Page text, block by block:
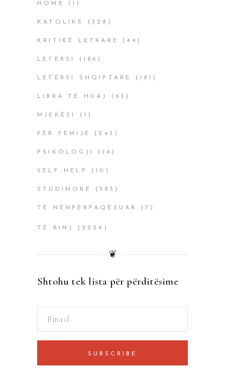
HOME (1)
KATOLIKË (328)
KRITIKË LETRARE (44)
LETËRSI (186)
LETËRSI SHQIPTARE (181)
LIBRA TË HUAJ (63)
MJEKËSI (1)
PËR FËMIJË (243)
PSIKOLOGJI (14)
SELF-HELP (10)
STUDIMORË (385)
TË NËNPËRFAQËSUAR (7)
TË RINJ (2229)
❦
Shtohu tek lista për përditësime
SUBSCRIBE